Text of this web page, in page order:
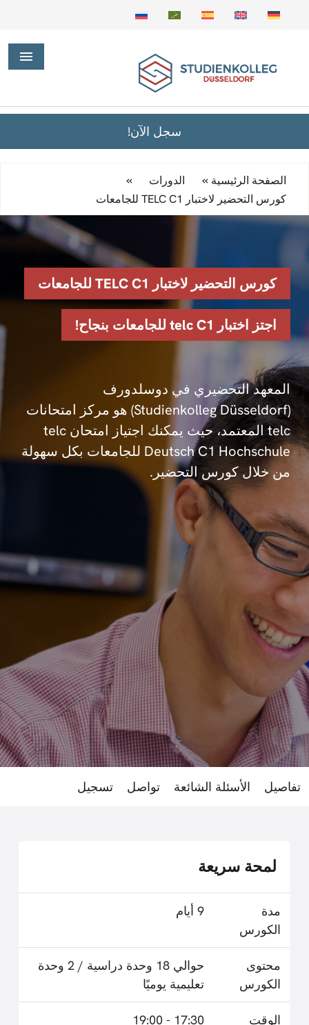
سجل الآن!
الصفحة الرئيسية » الدورات »
كورس التحضير لاختبار TELC C1 للجامعات
كورس التحضير لاختبار TELC C1 للجامعات
اجتز اختبار telc C1 للجامعات بنجاح!
المعهد التحضيري في دوسلدورف
(Studienkolleg Düsseldorf) هو مركز امتحانات
telc المعتمد، حيث يمكنك اجتياز امتحان telc
Deutsch C1 Hochschule للجامعات بكل سهولة
من خلال كورس التحضير.
تفاصيل الأسئلة الشائعة تواصل تسجيل
لمحة سريعة
مدة
الكورس
9 أيام
محتوى
الكورس
حوالي 18 وحدة دراسية / 2 وحدة
تعليمية يوميًا
الوقت 17:30 - 19:00